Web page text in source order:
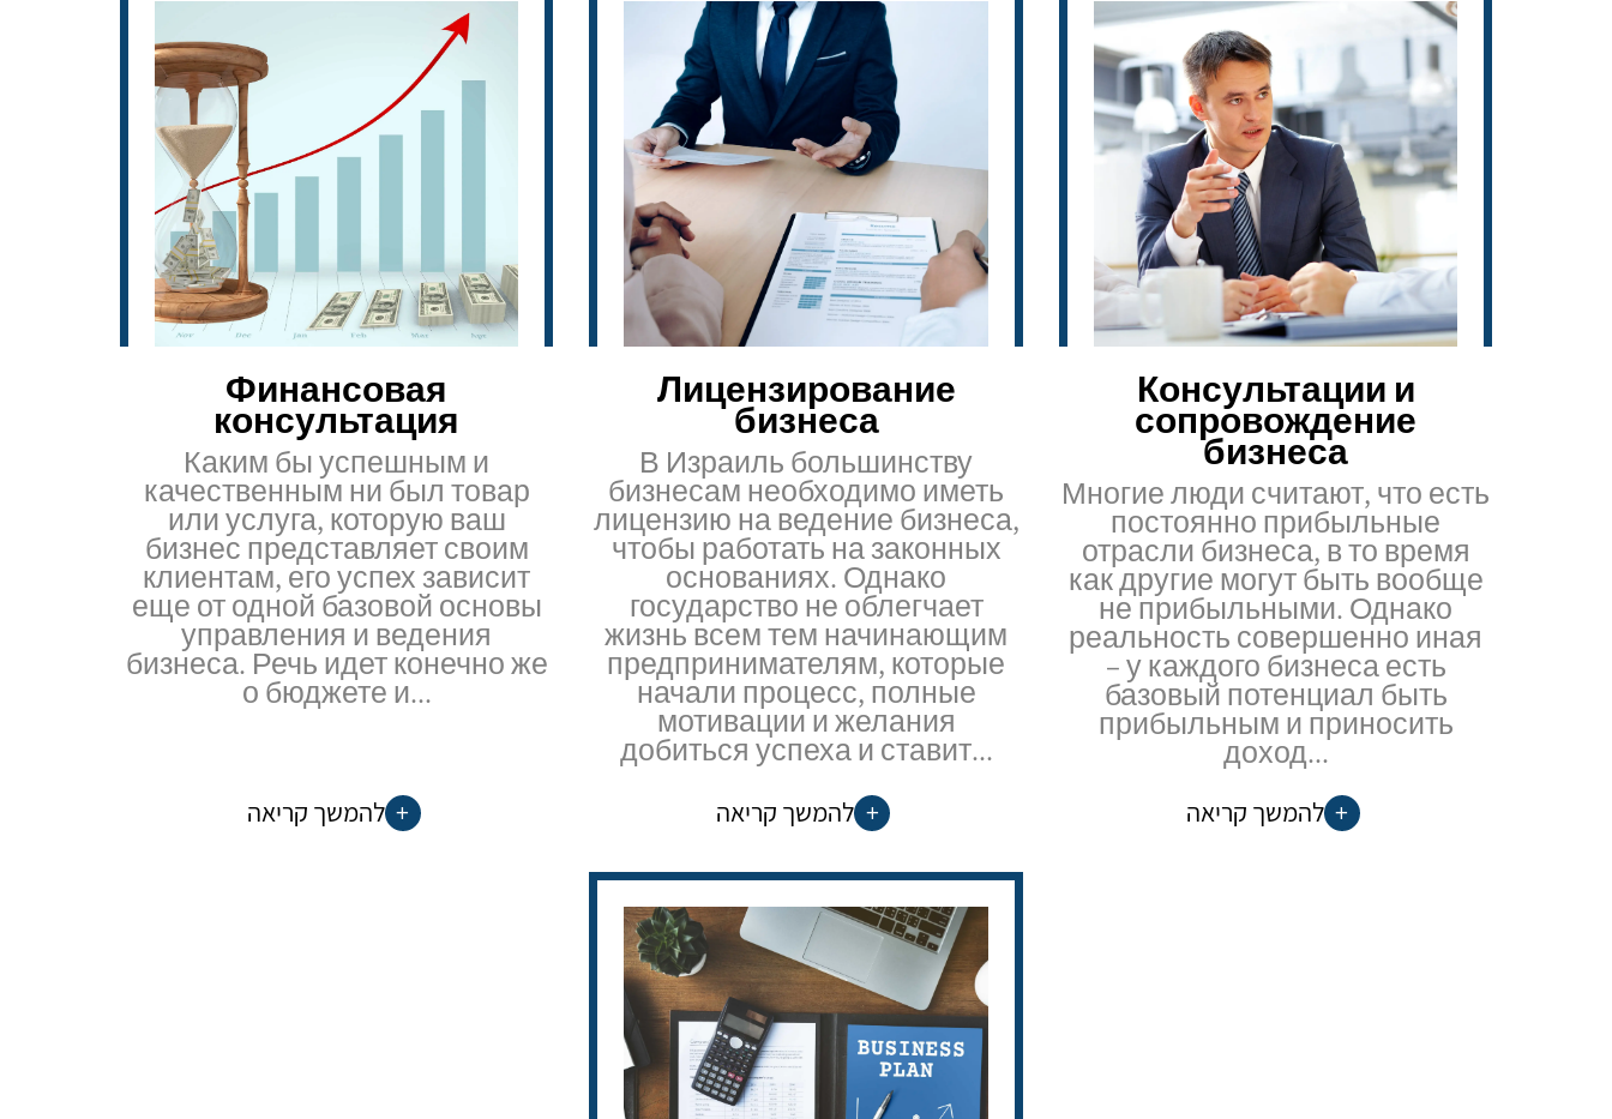
Финансовая
консультация
Каким бы успешным и
качественным ни был товар
или услуга, которую ваш
бизнес представляет своим
клиентам, его успех зависит
еще от одной базовой основы
управления и ведения
бизнеса. Речь идет конечно же
о бюджете и...
להמשך קריאה +
Лицензирование
бизнеса
В Израиль большинству
бизнесам необходимо иметь
лицензию на ведение бизнеса,
чтобы работать на законных
основаниях. Однако
государство не облегчает
жизнь всем тем начинающим
предпринимателям, которые
начали процесс, полные
мотивации и желания
добиться успеха и ставит...
להמשך קריאה +
Консультации и
сопровождение
бизнеса
Многие люди считают, что есть
постоянно прибыльные
отрасли бизнеса, в то время
как другие могут быть вообще
не прибыльными. Однако
реальность совершенно иная
– у каждого бизнеса есть
базовый потенциал быть
прибыльным и приносить
доход...
להמשך קריאה +